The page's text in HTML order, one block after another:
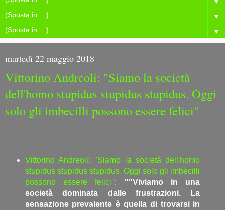
▼
▼
martedì 22 maggio 2018
Vittorino Andreoli: "Siamo la società
dell'homo stupidus stupidus stupidus. Oggi
solo gli imbecilli possono essere felici"
Vittorino Andreoli: "Siamo la società dell'homo
stupidus stupidus stupidus. Oggi solo gli imbecilli
possono essere felici": ""Viviamo in una
società dominata dalle frustrazioni. La
sensazione prevalente è quella di trovarsi in